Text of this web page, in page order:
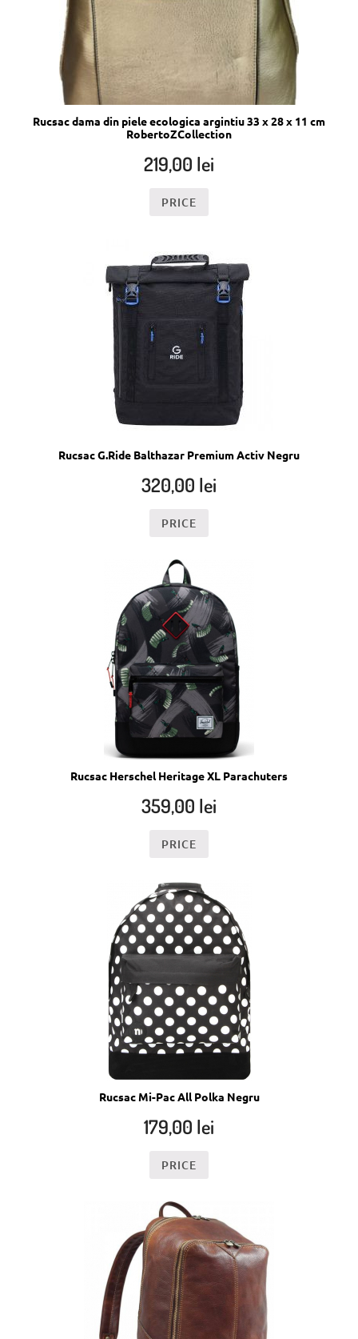
Rucsac dama din piele ecologica argintiu 33 x 28 x 11 cm
RobertoZCollection
219,00 lei
PRICE
Rucsac G.Ride Balthazar Premium Activ Negru
320,00 lei
PRICE
Rucsac Herschel Heritage XL Parachuters
359,00 lei
PRICE
Rucsac Mi-Pac All Polka Negru
179,00 lei
PRICE